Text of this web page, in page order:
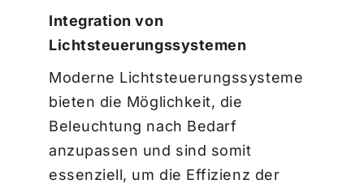
Integration von
Lichtsteuerungssystemen
Moderne Lichtsteuerungssysteme
bieten die Möglichkeit, die
Beleuchtung nach Bedarf
anzupassen und sind somit
essenziell, um die Effizienz der